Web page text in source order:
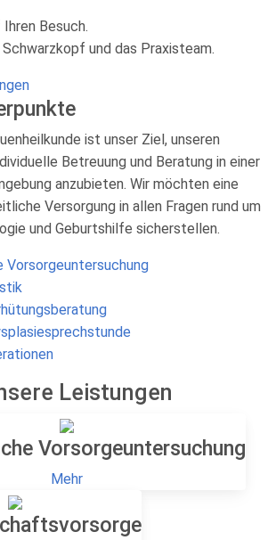
Besuch.
Schwarzkopf und das Praxisteam.
ist unser Ziel, unseren
Betreuung und Beratung in einer
anzubieten. Wir möchten eine
Versorgung in allen Fragen rund um
und Geburtshilfe sicherstellen.
Vorsorgeuntersuchung
Leistungen
Vorsorgeuntersuchung
Mehr